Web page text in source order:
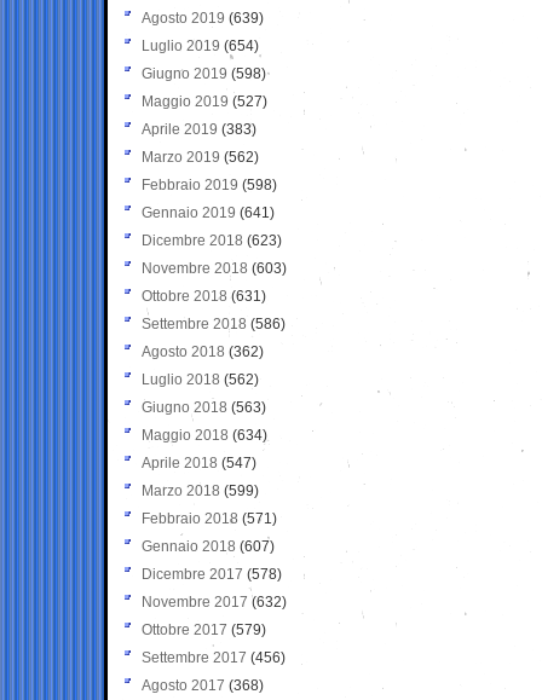
Agosto 2019 (639)
Luglio 2019 (654)
Giugno 2019 (598)
Maggio 2019 (527)
Aprile 2019 (383)
Marzo 2019 (562)
Febbraio 2019 (598)
Gennaio 2019 (641)
Dicembre 2018 (623)
Novembre 2018 (603)
Ottobre 2018 (631)
Settembre 2018 (586)
Agosto 2018 (362)
Luglio 2018 (562)
Giugno 2018 (563)
Maggio 2018 (634)
Aprile 2018 (547)
Marzo 2018 (599)
Febbraio 2018 (571)
Gennaio 2018 (607)
Dicembre 2017 (578)
Novembre 2017 (632)
Ottobre 2017 (579)
Settembre 2017 (456)
Agosto 2017 (368)